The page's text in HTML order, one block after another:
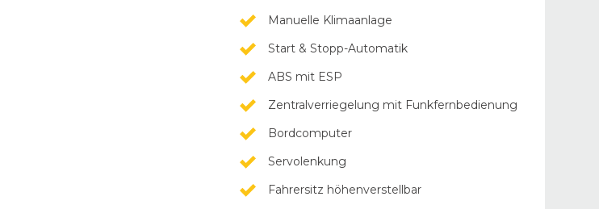
Manuelle Klimaanlage
Start & Stopp-Automatik
ABS mit ESP
Zentralverriegelung mit Funkfernbedienung
Bordcomputer
Servolenkung
Fahrersitz höhenverstellbar